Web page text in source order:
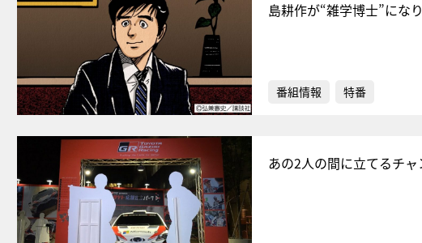
島耕作が“雑学博士”にな
番組情報 特番
あの2人の間に立てるチ